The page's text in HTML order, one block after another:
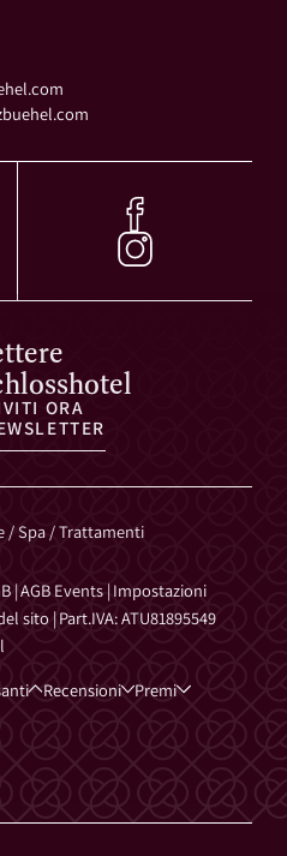
com
com
ORA
/Spa/Trattamenti
|AGB Events | Impostazioni
sito |Part.IVA: ATU81895549
Recensioni Premi